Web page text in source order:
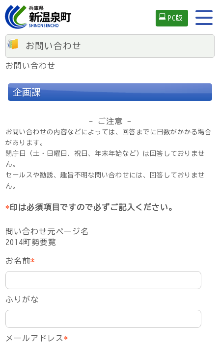
PC版
お問い合わせ
お問い合わせ
企画課
- ご注意 -
お問い合わせの内容などによっては、回答までに日数がかかる場合
があります。
閉庁日（土・日曜日、祝日、年末年始など）は回答しておりませ
ん。
セールスや勧誘、趣旨不明な問い合わせには、回答しておりませ
ん。
*印は必須項目ですので必ずご記入ください。
問い合わせ元ページ名
2014町勢要覧
お名前*
ふりがな
メールアドレス*